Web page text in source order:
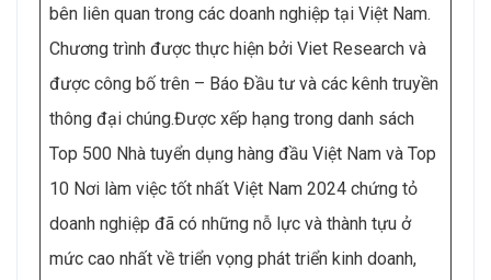
bên liên quan trong các doanh nghiệp tại Việt Nam.
Chương trình được thực hiện bởi Viet Research và
được công bố trên – Báo Đầu tư và các kênh truyền
thông đại chúng.Được xếp hạng trong danh sách
Top 500 Nhà tuyển dụng hàng đầu Việt Nam và Top
10 Nơi làm việc tốt nhất Việt Nam 2024 chứng tỏ
doanh nghiệp đã có những nỗ lực và thành tựu ở
mức cao nhất về triển vọng phát triển kinh doanh,